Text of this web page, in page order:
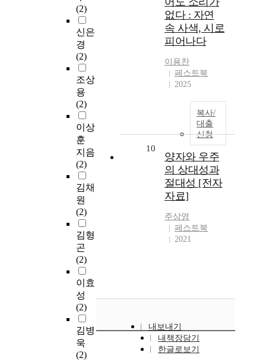
(2)
신은
경
(2)
조상
용
(2)
이상
훈
지음
(2)
김채
원
(2)
김형
곤
(2)
이효
성
(2)
김병
욱
(2)
없다 : 자연
속 사색, 시로
피어나다
이용찬
페스트북
2025
복사/
대출
신청
10
양자와 우주
의 상대성과
절대성 [전자
자료]
주상영
페스트북
2021
내보내기
내책장담기
한글로보기